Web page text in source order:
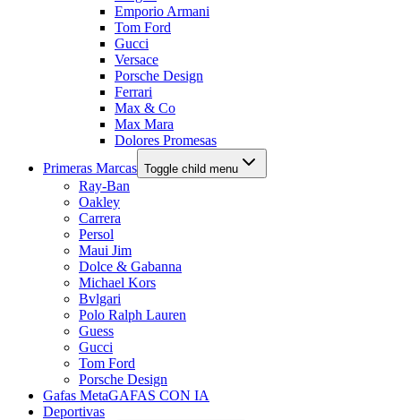
Emporio Armani
Tom Ford
Gucci
Versace
Porsche Design
Ferrari
Max & Co
Max Mara
Dolores Promesas
Primeras Marcas Toggle child menu
Ray-Ban
Oakley
Carrera
Persol
Maui Jim
Dolce & Gabanna
Michael Kors
Bvlgari
Polo Ralph Lauren
Guess
Gucci
Tom Ford
Porsche Design
Gafas MetaGAFAS CON IA
Deportivas